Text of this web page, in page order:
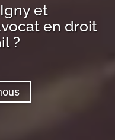
Ignyet
en droit
?